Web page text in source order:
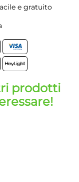
e gratuito
prodotti